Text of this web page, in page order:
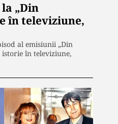
„Din
în televiziune,
al emisiunii „Din
istorie în televiziune,